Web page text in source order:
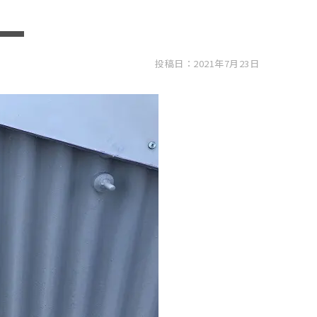
投稿日：2021年7月23日